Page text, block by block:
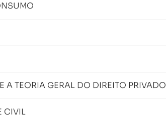
A TEORIA GERAL DO DIREITO PRIVADO
CIVIL